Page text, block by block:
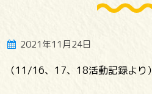
2021年11月24日
（11/16、17、18活動記録より）